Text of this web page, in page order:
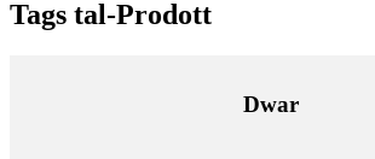
Tags tal-Prodott
Dwar